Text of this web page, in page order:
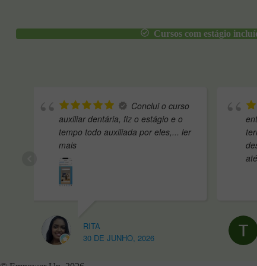
Cursos com estágio
Recomendo,
entidade com muita qualidade em
termos de recursos humanos
desde o pessoal administrativo
até
TÂNIA
21 DE MAIO, 2026